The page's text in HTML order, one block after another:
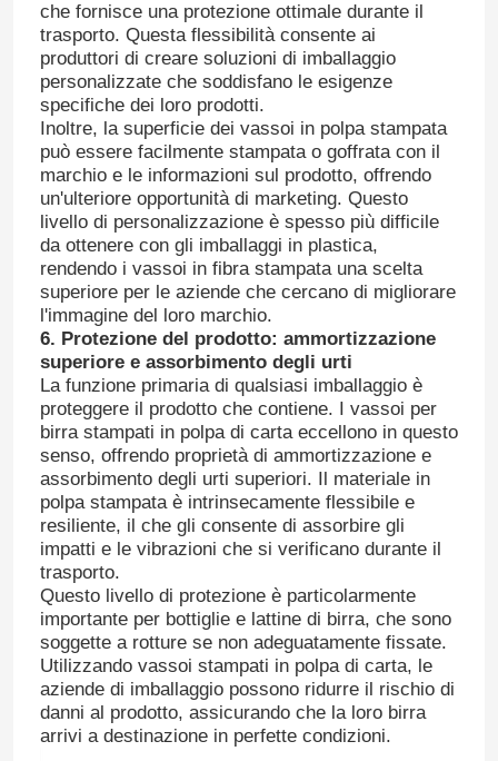
Lasciate un messaggio
che fornisce una protezione ottimale durante il
trasporto. Questa flessibilità consente ai
produttori di creare soluzioni di imballaggio
personalizzate che soddisfano le esigenze
specifiche dei loro prodotti.
Inoltre, la superficie dei vassoi in polpa stampata
può essere facilmente stampata o goffrata con il
marchio e le informazioni sul prodotto, offrendo
un'ulteriore opportunità di marketing. Questo
livello di personalizzazione è spesso più difficile
da ottenere con gli imballaggi in plastica,
rendendo i vassoi in fibra stampata una scelta
superiore per le aziende che cercano di migliorare
l'immagine del loro marchio.
6. Protezione del prodotto: ammortizzazione
superiore e assorbimento degli urti
La funzione primaria di qualsiasi imballaggio è
proteggere il prodotto che contiene. I vassoi per
birra stampati in polpa di carta eccellono in questo
senso, offrendo proprietà di ammortizzazione e
assorbimento degli urti superiori. Il materiale in
polpa stampata è intrinsecamente flessibile e
resiliente, il che gli consente di assorbire gli
impatti e le vibrazioni che si verificano durante il
trasporto.
Questo livello di protezione è particolarmente
importante per bottiglie e lattine di birra, che sono
soggette a rotture se non adeguatamente fissate.
Utilizzando vassoi stampati in polpa di carta, le
aziende di imballaggio possono ridurre il rischio di
danni al prodotto, assicurando che la loro birra
arrivi a destinazione in perfette condizioni.